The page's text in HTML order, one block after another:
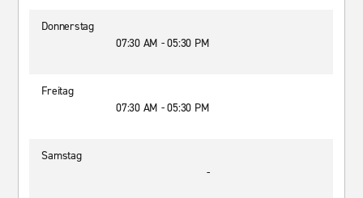
Donnerstag
07:30 AM - 05:30 PM
Freitag
07:30 AM - 05:30 PM
Samstag
-